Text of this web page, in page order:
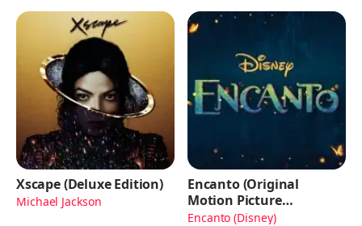
Xscape (Deluxe Edition)
Michael Jackson
Encanto (Original
Motion Picture
Soundtrack)
Encanto (Disney)